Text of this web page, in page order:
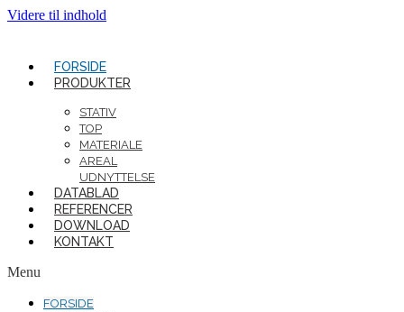
Videre til indhold
FORSIDE
PRODUKTER
STATIV
TOP
MATERIALE
AREAL
UDNYTTELSE
DATABLAD
REFERENCER
DOWNLOAD
KONTAKT
Menu
FORSIDE